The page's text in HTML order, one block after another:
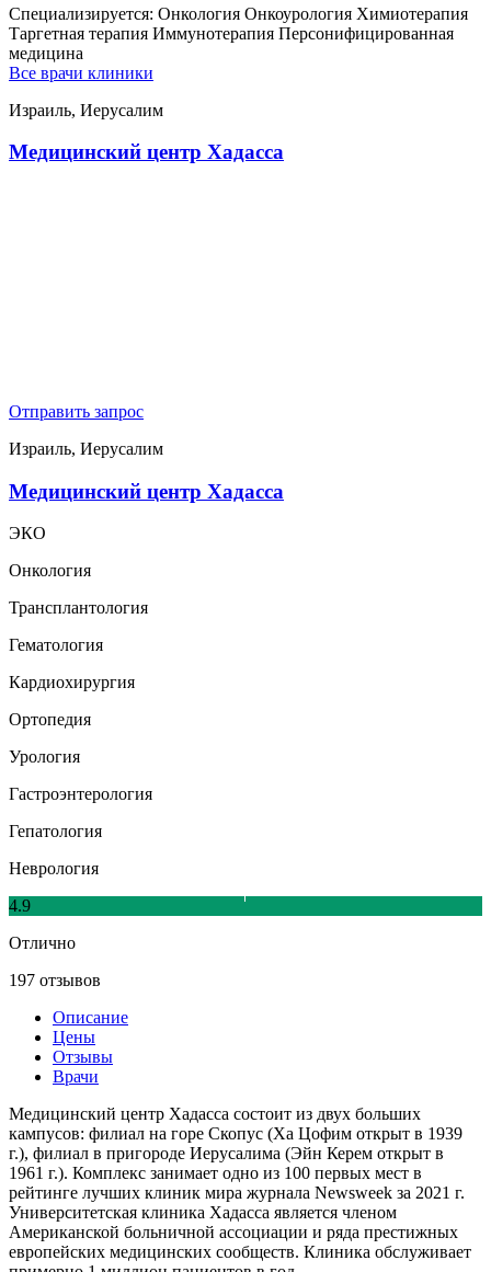
Специализируется: Онкология Онкоурология Химиотерапия
Таргетная терапия Иммунотерапия Персонифицированная
медицина
Все врачи клиники
Израиль, Иерусалим
Медицинский центр Хадасса
Отправить запрос
Израиль, Иерусалим
Медицинский центр Хадасса
ЭКО
Онкология
Трансплантология
Гематология
Кардиохирургия
Ортопедия
Урология
Гастроэнтерология
Гепатология
Неврология
4.9
Отлично
197 отзывов
Описание
Цены
Отзывы
Врачи
Медицинский центр Хадасса состоит из двух больших
кампусов: филиал на горе Скопус (Ха Цофим открыт в 1939
г.), филиал в пригороде Иерусалима (Эйн Керем открыт в
1961 г.). Комплекс занимает одно из 100 первых мест в
рейтинге лучших клиник мира журнала Newsweek за 2021 г.
Университетская клиника Хадасса является членом
Американской больничной ассоциации и ряда престижных
европейских медицинских сообществ. Клиника обслуживает